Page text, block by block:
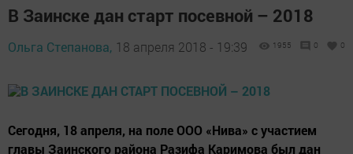
В Заинске дан старт посевной – 2018
Ольга Степанова, 18 апреля 2018 - 19:39 1955 0 0
Сегодня, 18 апреля, на поле ООО «Нива» с участием
главы Заинского района Разифа Каримова был дан